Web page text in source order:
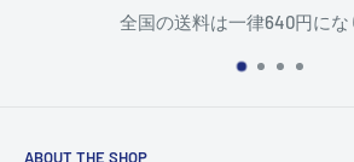
全国の送料は一律640円にな
ABOUT THE SHOP